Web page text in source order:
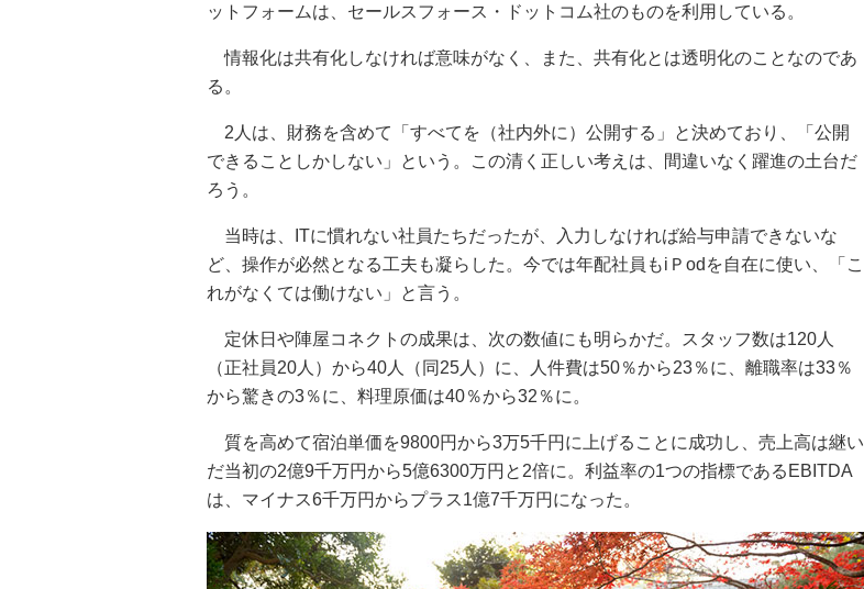
ットフォームは、セールスフォース・ドットコム社のものを利用している。
情報化は共有化しなければ意味がなく、また、共有化とは透明化のことなのであ
る。
2人は、財務を含めて「すべてを（社内外に）公開する」と決めており、「公開
できることしかしない」という。この清く正しい考えは、間違いなく躍進の土台だ
ろう。
当時は、ITに慣れない社員たちだったが、入力しなければ給与申請できないな
ど、操作が必然となる工夫も凝らした。今では年配社員もiＰodを自在に使い、「こ
れがなくては働けない」と言う。
定休日や陣屋コネクトの成果は、次の数値にも明らかだ。スタッフ数は120人
（正社員20人）から40人（同25人）に、人件費は50％から23％に、離職率は33％
から驚きの3％に、料理原価は40％から32％に。
質を高めて宿泊単価を9800円から3万5千円に上げることに成功し、売上高は継い
だ当初の2億9千万円から5億6300万円と2倍に。利益率の1つの指標であるEBITDA
は、マイナス6千万円からプラス1億7千万円になった。